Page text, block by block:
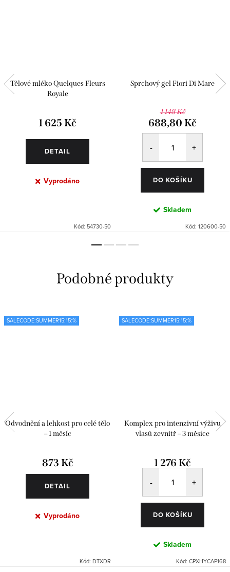
Tělové mléko Quelques Fleurs
Royale
1 625 Kč
DETAIL
Vyprodáno
Kód: 54730-50
Sprchový gel Fiori Di Mare
1 148 Kč
688,80 Kč
DO KOŠÍKU
Skladem
Kód: 120600-50
SALECODE:SUMMER15:15:%
Odvodnění a lehkost pro celé tělo
– 1 měsíc
873 Kč
DETAIL
Vyprodáno
Kód: DTXDR
SALECODE:SUMMER15:15:%
Komplex pro intenzivní výživu
vlasů zevnitř – 3 měsíce
1 276 Kč
DO KOŠÍKU
Skladem
Kód: CPXHYCAP168